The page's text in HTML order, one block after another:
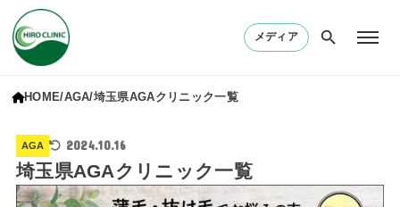
メディア
HOME AGA 埼玉県AGAクリニック一覧
AGA 2024.10.16
埼玉県AGAクリニック一覧